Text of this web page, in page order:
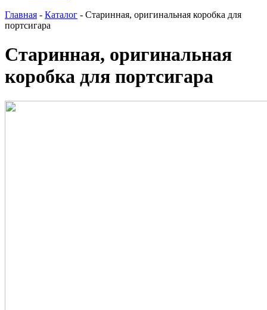
Главная - Каталог - Старинная, оригинальная коробка для
портсигара
Старинная, оригинальная
коробка для портсигара